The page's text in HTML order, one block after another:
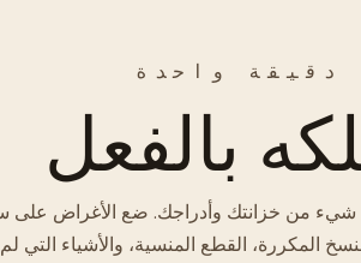
دقيقة واحدة
بالفعل
من خزانتك وأدراجك. ضع الأغراض
المكررة، القطع المنسية، والأشياء التي